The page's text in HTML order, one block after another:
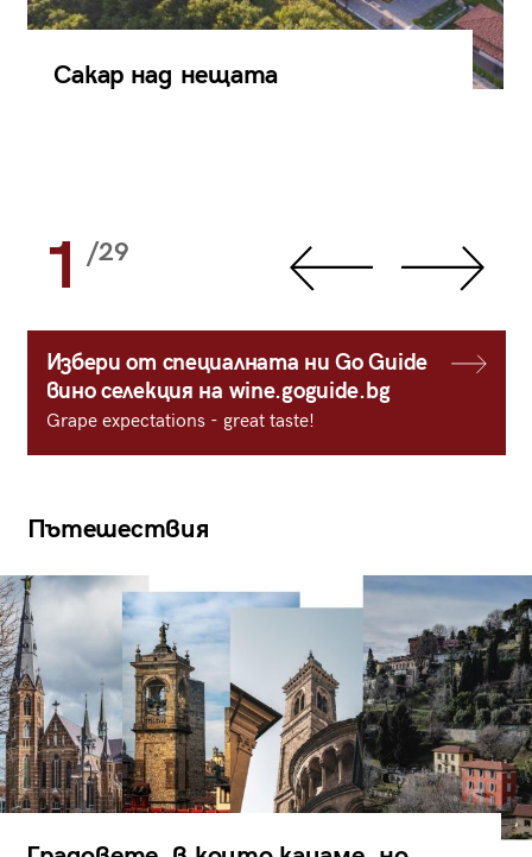
Сакар над нещата
1 /29
Избери от специалната ни Go Guide
вино селекция на wine.goguide.bg
Grape expectations - great taste!
Пътешествия